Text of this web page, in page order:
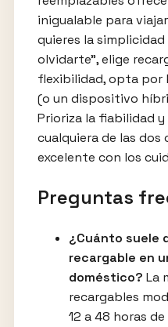
inigualable para
quieres la
olvidarte”, elige
flexibilidad, opta por
(o un dispositivo
Prioriza la fiabilidad
cualquiera de las dos
excelente con los
Preguntas
¿Cuánto suele
recargable en
doméstico? La
recargables
12 a 48 horas